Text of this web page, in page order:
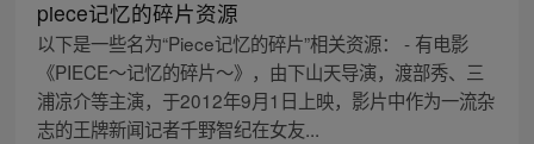
piece记忆的碎片资源
以下是一些名为“Piece记忆的碎片”相关资源： - 有电影
《PIECE～记忆的碎片～》，由下山天导演，渡部秀、三
浦凉介等主演，于2012年9月1日上映，影片中作为一流杂
志的王牌新闻记者千野智纪在女友...